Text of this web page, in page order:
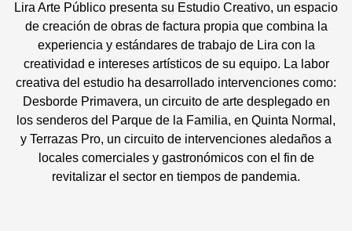
Lira Arte Público presenta su Estudio Creativo, un espacio
de creación de obras de factura propia que combina la
experiencia y estándares de trabajo de Lira con la
creatividad e intereses artísticos de su equipo. La labor
creativa del estudio ha desarrollado intervenciones como:
Desborde Primavera, un circuito de arte desplegado en
los senderos del Parque de la Familia, en Quinta Normal,
y Terrazas Pro, un circuito de intervenciones aledaños a
locales comerciales y gastronómicos con el fin de
revitalizar el sector en tiempos de pandemia.